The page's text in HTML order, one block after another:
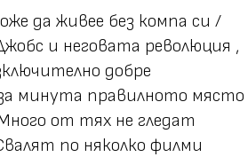
да живее без компа си /
и неговата революция ,
добре
минута правилното място
от тях не гледат
по няколко филми